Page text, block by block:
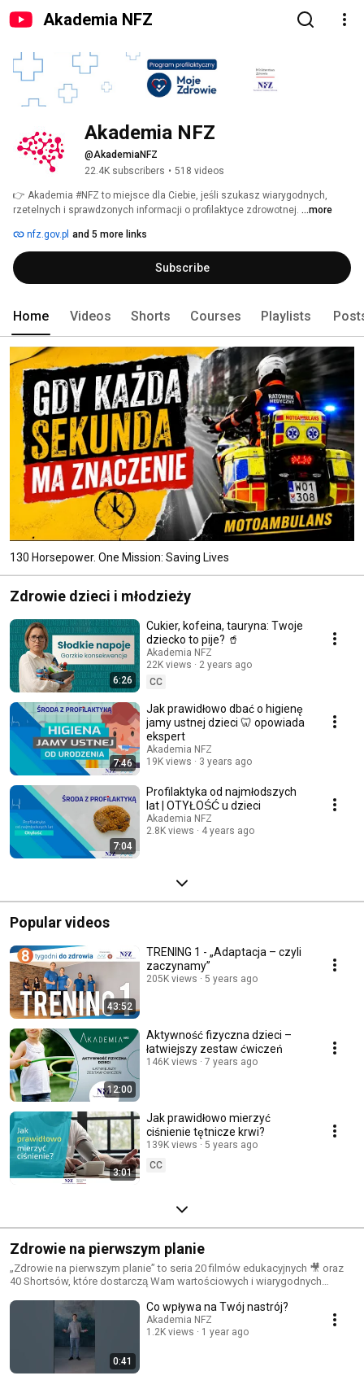
Akademia NFZ
Akademia NFZ
@AkademiaNFZ
22.4K subscribers • 518 videos
👉 Akademia #NFZ to miejsce dla Ciebie, jeśli szukasz wiarygodnych,
rzetelnych i sprawdzonych informacji o profilaktyce zdrowotnej. ...more
nfz.gov.pl and 5 more links
Subscribe
Home Videos Shorts Courses Playlists
130 Horsepower. One Mission: Saving Lives
Zdrowie dzieci i młodzieży
6:26
Cukier, kofeina, tauryna: Twoje
dziecko to pije? 🥤
Akademia NFZ
22K views
2 years ago
CC
7:46
Jak prawidłowo dbać o higienę
jamy ustnej dzieci 🦷 opowiada
ekspert
Akademia NFZ
19K views
3 years ago
7:04
Profilaktyka od najmłodszych
lat | OTYŁOŚĆ u dzieci
Akademia NFZ
2.8K views
4 years ago
Popular videos
43:52
TRENING 1 - „Adaptacja – czyli
zaczynamy”
205K views 5 years ago
12:00
Aktywność fizyczna dzieci –
łatwiejszy zestaw ćwiczeń
146K views 7 years ago
3:01
Jak prawidłowo mierzyć
ciśnienie tętnicze krwi?
139K views
5 years ago
CC
Zdrowie na pierwszym planie
„Zdrowie na pierwszym planie” to seria 20 filmów edukacyjnych 🎥 oraz
40 Shortsów, które dostarczą Wam wartościowych i wiarygodnych
oraz systemu opieki zdrowotnej. Znani eksperci 👨🏻‍⚕️ różnych dziedzin
medycyny odpowiadają na pytania istotne dla każdego z nas,
zachęcając do podejmowania działań w kierunku zdrowia. Zapraszamy
do oglądania 👀 i udostępniania filmów!
0:41
Co wpływa na Twój nastrój?
Akademia NFZ
1.2K views
1 year ago